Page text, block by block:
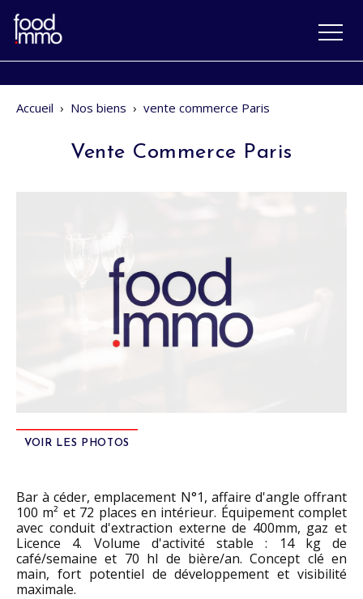
Accueil › Nos biens › vente commerce Paris
Vente Commerce Paris
VOIR LES PHOTOS
Bar à céder, emplacement N°1, affaire d'angle offrant
100 m² et 72 places en intérieur. Équipement complet
avec conduit d'extraction externe de 400mm, gaz et
Licence 4. Volume d'activité stable : 14 kg de
café/semaine et 70 hl de bière/an. Concept clé en
main, fort potentiel de développement et visibilité
maximale.